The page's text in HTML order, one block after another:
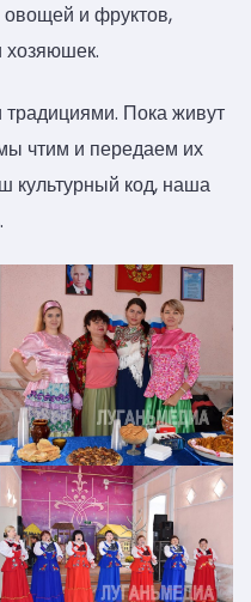
и фруктов,
Пока живут
чтим и передаем их
культурный код, наша